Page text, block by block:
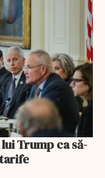
Trump ca să-